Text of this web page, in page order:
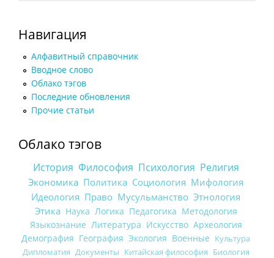
Навигация
Алфавитный справочник
Вводное слово
Облако тэгов
Последние обновления
Прочие статьи
Облако тэгов
История Философия Психология Религия
Экономика Политика Социология Мифология
Идеология Право Мусульманство Этнология
Этика Наука Логика Педагогика Методология
Языкознание Литература Искусство Археология
Демография География Экология Военные Культура
Дипломатия Документы Китайская философия Биология